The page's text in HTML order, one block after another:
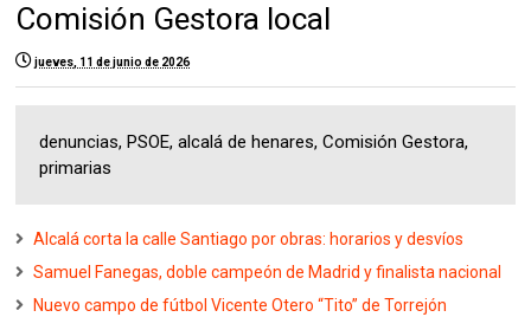
Comisión Gestora local
jueves, 11 de junio de 2026
denuncias, PSOE, alcalá de henares, Comisión Gestora,
primarias
Alcalá corta la calle Santiago por obras: horarios y desvíos
Samuel Fanegas, doble campeón de Madrid y finalista nacional
Nuevo campo de fútbol Vicente Otero “Tito” de Torrejón